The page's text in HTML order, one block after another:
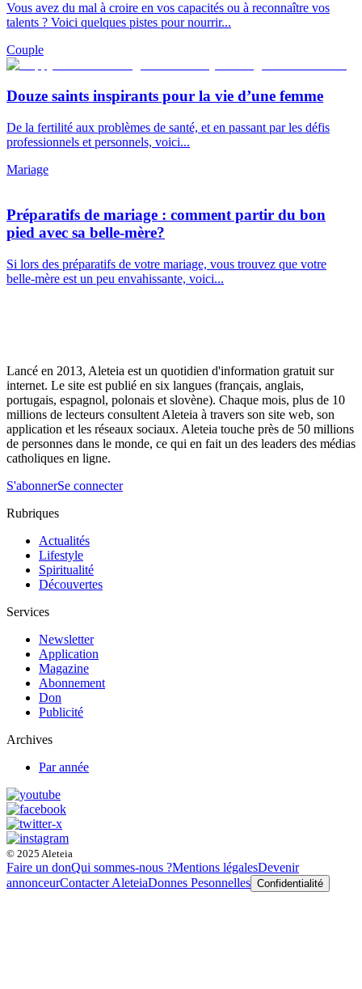
Vous avez du mal à croire en vos capacités ou à reconnaître vos
talents ? Voici quelques pistes pour nourrir...
Couple
Douze saints inspirants pour la vie d’une femme
De la fertilité aux problèmes de santé, et en passant par les défis
professionnels et personnels, voici...
Mariage
Préparatifs de mariage : comment partir du bon
pied avec sa belle-mère?
Si lors des préparatifs de votre mariage, vous trouvez que votre
belle-mère est un peu envahissante, voici...
Lancé en 2013, Aleteia est un quotidien d'information gratuit sur
internet. Le site est publié en six langues (français, anglais,
portugais, espagnol, polonais et slovène). Chaque mois, plus de 10
millions de lecteurs consultent Aleteia à travers son site web, son
application et les réseaux sociaux. Aleteia touche près de 50 millions
de personnes dans le monde, ce qui en fait un des leaders des médias
catholiques en ligne.
S'abonnerSe connecter
Rubriques
Actualités
Lifestyle
Spiritualité
Découvertes
Services
Newsletter
Application
Magazine
Abonnement
Don
Publicité
Archives
Par année
© 2025 Aleteia
Faire un donQui sommes-nous ?Mentions légalesDevenir
annonceurContacter AleteiaDonnes Pesonnelles Confidentialité